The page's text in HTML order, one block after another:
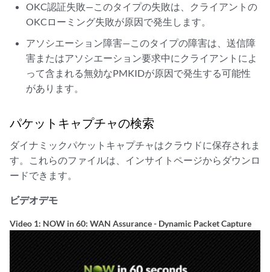
OKC認証失敗—このタイプの失敗は、クライアントの
OKCローミング失敗が原因で発生します。
アソシエーション障害—このタイプの障害は、送信障
害またはアソシエーション要求中にクライアントによ
って含まれる無効なPMKIDが原因で発生する可能性
があります。
パケットキャプチャの検索
ダイナミックパケットキャプチャはクラウドに保存されま
す。これらのファイルは、インサイトページからダウンロ
ードできます。
ビデオデモ
Video 1: NOW in 60: WAN Assurance - Dynamic Packet Capture